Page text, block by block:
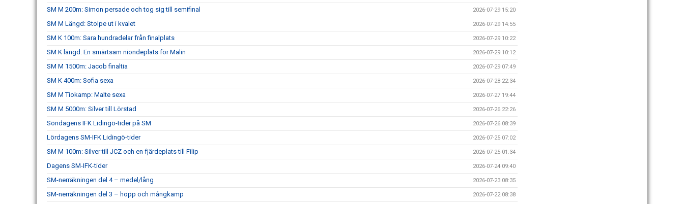
SM M 200m: Simon persade och tog sig till semifinal 2026-07-29 15:20
SM M Längd: Stolpe ut i kvalet 2026-07-29 14:55
SM K 100m: Sara hundradelar från finalplats 2026-07-29 10:22
SM K längd: En smärtsam niondeplats för Malin 2026-07-29 10:12
SM M 1500m: Jacob finaltia 2026-07-29 07:49
SM K 400m: Sofia sexa 2026-07-28 22:34
SM M Tiokamp: Malte sexa 2026-07-27 19:44
SM M 5000m: Silver till Lörstad 2026-07-26 22:26
Söndagens IFK Lidingö-tider på SM 2026-07-26 08:39
Lördagens SM-IFK Lidingö-tider 2026-07-25 07:02
SM M 100m: Silver till JCZ och en fjärdeplats till Filip 2026-07-25 01:34
Dagens SM-IFK-tider 2026-07-24 09:40
SM-nerräkningen del 4 – medel/lång 2026-07-23 08:35
SM-nerräkningen del 3 – hopp och mångkamp 2026-07-22 08:38